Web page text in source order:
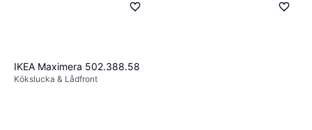
IKEA Maximera 502.388.58
Kökslucka & Lådfront